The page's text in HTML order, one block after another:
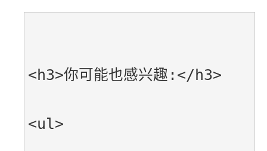
<h3>你可能也感兴趣:</h3>
<ul>